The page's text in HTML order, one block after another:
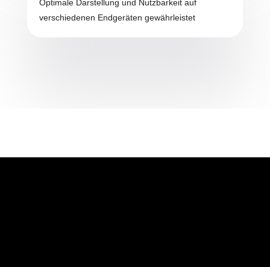
Optimale Darstellung und Nutzbarkeit auf
verschiedenen Endgeräten gewährleistet